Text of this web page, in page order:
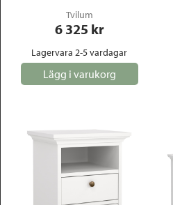
Tvilum
6 325 kr
Lagervara 2-5 vardagar
Lägg i varukorg